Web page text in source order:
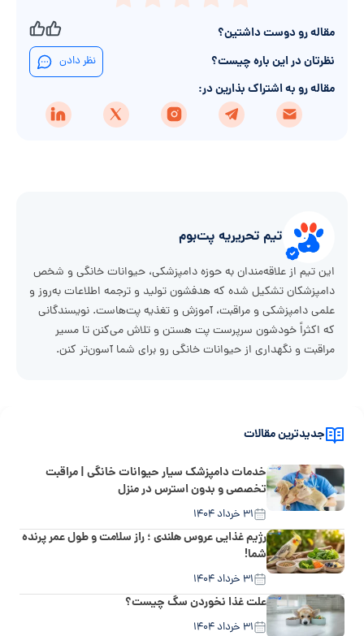
مقاله رو دوست داشتین؟
نظرتان در این باره چیست؟
نظر دادن
مقاله رو به اشتراک بذارین در:
تیم تحریریه پت‌بوم
این تیم از علاقه‌مندان به حوزه دامپزشکی، حیوانات خانگی و شخص
دامپزشکان تشکیل شده که هدفشون تولید و ترجمه اطلاعات به‌روز و
علمی دامپزشکی و مراقبت، آموزش و تغذیه پت‌هاست. نویسندگانی
که اکثراً خودشون سرپرست پت هستن و تلاش می‌کنن تا مسیر
مراقبت و نگهداری از حیوانات خانگی رو برای شما آسون‌تر کنن.
جدیدترین مقالات
خدمات دامپزشک سیار حیوانات خانگی | مراقبت
تخصصی و بدون استرس در منزل
۳۱ خرداد ۱۴۰۴
رژیم غذایی عروس هلندی ؛ راز سلامت و طول عمر پرنده
شما!
۳۱ خرداد ۱۴۰۴
علت غذا نخوردن سگ چیست؟
۳۱ خرداد ۱۴۰۴